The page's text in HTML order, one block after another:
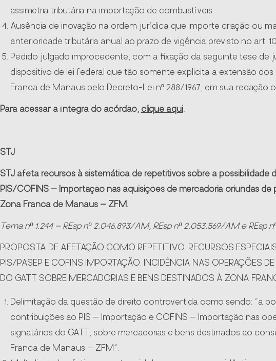
assimetria tributária na importação de combustíveis.
Ausência de inovação na ordem jurídica que importe criação ou
anterioridade tributária anual ao prazo de vigência previsto no art. 10,
Pedido julgado improcedente, com a fixação da seguinte tese de
dispositivo de lei federal que tão somente explicita a extensão
Franca de Manaus pelo Decreto-Lei nº 288/1967, em sua redação
Para acessar a íntegra do acórdão, clique aqui.
STJ
STJ afeta recursos à sistemática de repetitivos sobre a possibilidade
PIS/COFINS – Importação nas aquisições de mercadoria oriundas de
Zona Franca de Manaus – ZFM.
Tema nº 1.244 – REsp nº 2.046.893/AM, REsp nº 2.053.569/AM e REsp
PROPOSTA DE AFETAÇÃO COMO REPETITIVO. RECURSOS
PIS/PASEP E COFINS IMPORTAÇÃO. INCIDÊNCIA NAS OPERAÇÕES
DO GATT SOBRE MERCADORIAS E BENS DESTINADOS À ZONA
Delimitação da questão de direito controvertida como sendo: “a
contribuições ao PIS – Importação e COFINS – Importação nas
signatários do GATT, sobre mercadorias e bens destinados ao
Franca de Manaus – ZFM”.